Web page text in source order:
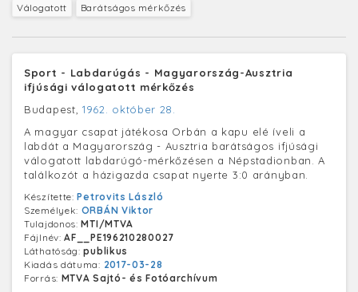
Válogatott
Barátságos mérkőzés
Sport - Labdarúgás - Magyarország-Ausztria
ifjúsági válogatott mérkőzés
Budapest, 1962. október 28.
A magyar csapat játékosa Orbán a kapu elé íveli a
labdát a Magyarország - Ausztria barátságos ifjúsági
válogatott labdarúgó-mérkőzésen a Népstadionban. A
találkozót a házigazda csapat nyerte 3:0 arányban.
Készítette:Petrovits László
Személyek: ORBÁN Viktor
Tulajdonos:MTI/MTVA
Fájlnév:AF__PE196210280027
Láthatóság:publikus
Kiadás dátuma: 2017-03-28
Forrás: MTVA Sajtó- és Fotóarchívum